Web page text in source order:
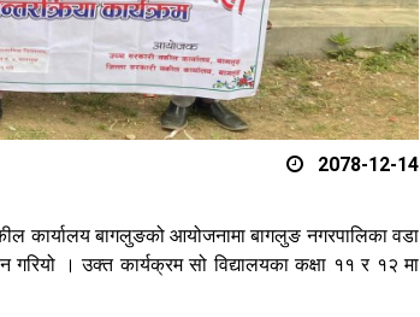
2078-12-14
कार्यालय बागलुङको आयोजनामा बागलुङ नगरपालिका वडा
। उक्त कार्यक्रम सो विद्यालयका कक्षा ११ र १२ मा